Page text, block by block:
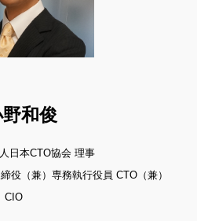
和俊
日本CTO協会 理事
役（兼）専務執行役員 CTO（兼）
CIO